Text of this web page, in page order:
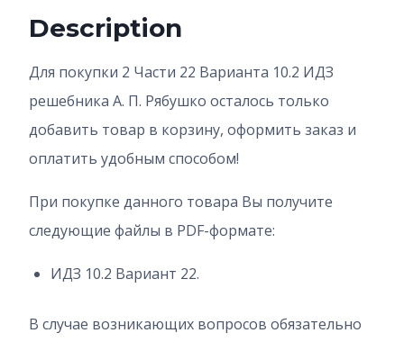
Description
Для покупки 2 Части 22 Варианта 10.2 ИДЗ
решебника А. П. Рябушко осталось только
добавить товар в корзину, оформить заказ и
оплатить удобным способом!
При покупке данного товара Вы получите
следующие файлы в PDF-формате:
ИДЗ 10.2 Вариант 22.
В случае возникающих вопросов обязательно